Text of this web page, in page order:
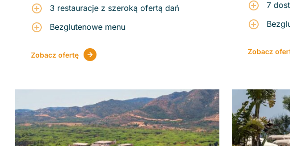
3 restauracje z szeroką ofertą dań
Bezglutenowe menu
Zobacz ofertę
7
Zobacz